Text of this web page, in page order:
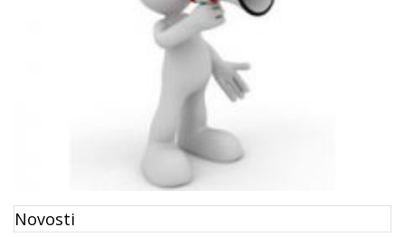
Novosti